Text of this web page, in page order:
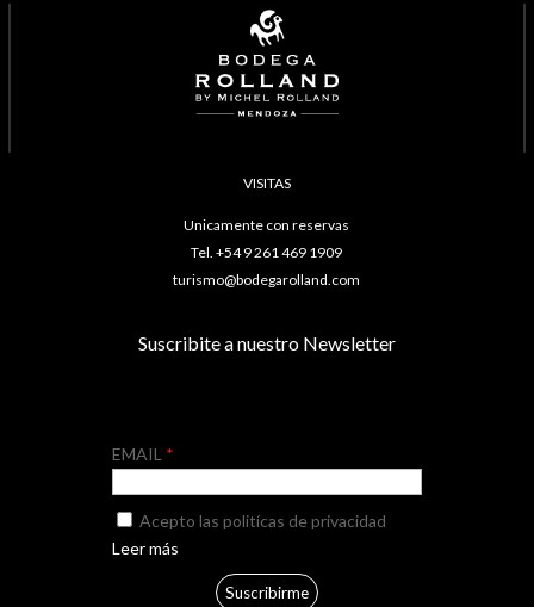
VISITAS
Unicamente con reservas
Tel. +54 9 261 469 1909
turismo@bodegarolland.com
Suscribite a nuestro Newsletter
EMAIL
Acepto las politícas de privacidad
Leer más
Suscribirme